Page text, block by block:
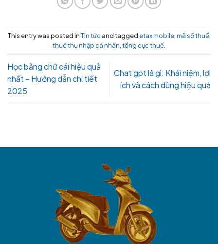
This entry was posted inTin tức and tagged etax mobile, mã số thuế,
thuế thu nhập cá nhân tổng cục thuế
Học bảng chữ cái hiệu quả
nhất – Hướng dẫn chi tiết
2025
Chat gpt là gì: Khái niệm, lợi
ích và cách dùng hiệu quả